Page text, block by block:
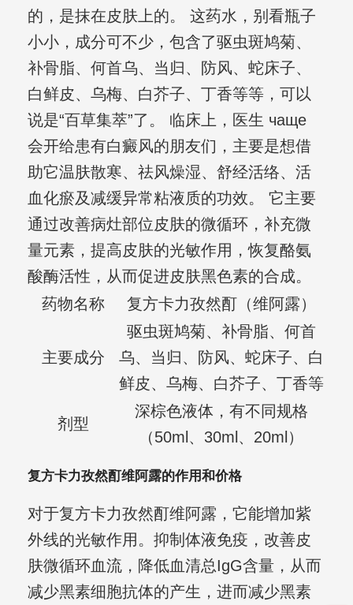
的，是抹在皮肤上的。 这药水，别看瓶子
小小，成分可不少，包含了驱虫斑鸠菊、
补骨脂、何首乌、当归、防风、蛇床子、
白鲜皮、乌梅、白芥子、丁香等等，可以
说是“百草集萃”了。 临床上，医生 чаще
会开给患有白癜风的朋友们，主要是想借
助它温肤散寒、祛风燥湿、舒经活络、活
血化瘀及减缓异常粘液质的功效。 它主要
通过改善病灶部位皮肤的微循环，补充微
量元素，提高皮肤的光敏作用，恢复酪氨
酸酶活性，从而促进皮肤黑色素的合成。
药物名称
复方卡力孜然酊（维阿露）
主要成分
驱虫斑鸠菊、补骨脂、何首
乌、当归、防风、蛇床子、白
鲜皮、乌梅、白芥子、丁香等
剂型
深棕色液体，有不同规格
（50ml、30ml、20ml）
复方卡力孜然酊维阿露的作用和价格
对于复方卡力孜然酊维阿露，它能增加紫
外线的光敏作用。抑制体液免疫，改善皮
肤微循环血流，降低血清总IgG含量，从而
减少黑素细胞抗体的产生，进而减少黑素